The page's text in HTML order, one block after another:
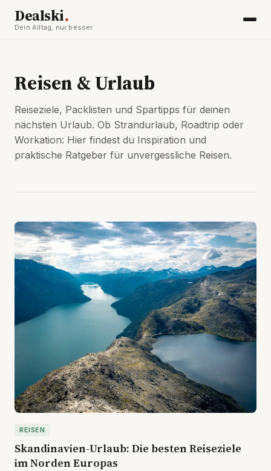
Dealski.
Dein Alltag, nur besser.
Reisen & Urlaub
Reiseziele, Packlisten und Spartipps für deinen
nächsten Urlaub. Ob Strandurlaub, Roadtrip oder
Workation: Hier findest du Inspiration und
praktische Ratgeber für unvergessliche Reisen.
REISEN
Skandinavien-Urlaub: Die besten Reiseziele
im Norden Europas